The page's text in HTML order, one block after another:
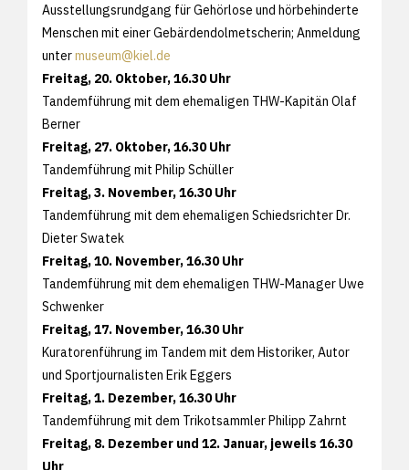
Ausstellungsrundgang für Gehörlose und hörbehinderte
Menschen mit einer Gebärdendolmetscherin; Anmeldung
untermuseum@kiel.de
Freitag, 20. Oktober, 16.30 Uhr
Tandemführung mit dem ehemaligen THW-Kapitän Olaf
Berner
Freitag, 27. Oktober, 16.30 Uhr
Tandemführung mit Philip Schüller
Freitag, 3. November, 16.30 Uhr
Tandemführung mit dem ehemaligen Schiedsrichter Dr.
Dieter Swatek
Freitag, 10. November, 16.30 Uhr
Tandemführung mit dem ehemaligen THW-Manager Uwe
Schwenker
Freitag, 17. November, 16.30 Uhr
Kuratorenführung im Tandem mit dem Historiker, Autor
und Sportjournalisten Erik Eggers
Freitag, 1. Dezember, 16.30 Uhr
Tandemführung mit dem Trikotsammler Philipp Zahrnt
Freitag, 8. Dezember und 12. Januar, jeweils 16.30
Uhr